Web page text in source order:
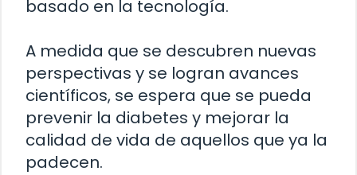
basado en la tecnología.
A medida que se descubren nuevas
perspectivas y se logran avances
científicos, se espera que se pueda
prevenir la diabetes y mejorar la
calidad de vida de aquellos que ya la
padecen.